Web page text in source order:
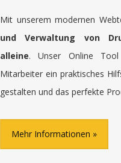
Mit unserem modernen
und Verwaltung von
alleine. Unser Online
Mitarbeiter ein praktisches
gestalten und das perfekte
Mehr Informationen